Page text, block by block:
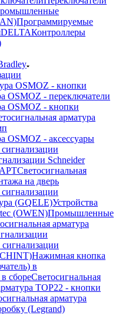
Программируемые
DELTAКонтроллеры
OSMOZ - кнопки
OSMOZ - переключатели
OSMOZ - кнопки
арматура
OSMOZ - аксессуары
Schneider
Светосигнальная
на дверь
(GQELE)Устройства
(OWEN)Промышленные
арматура
Нажимная кнопка
в
сбореСветосигнальная
TOP22 - кнопки
арматура
(Legrand)